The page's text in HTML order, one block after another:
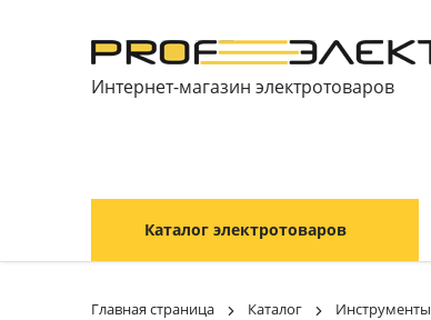
Интернет-магазин электротоваров
Каталог электротоваров
Главная страница Каталог Инструменты